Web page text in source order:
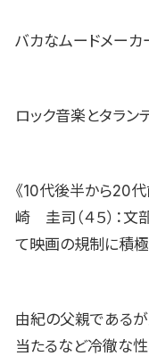
バカなムードメーカ
ロック音楽とタラン
《10代後半から20
崎 圭司（４５）：
て映画の規制に積極
由紀の父親である
当たるなど冷徹な性